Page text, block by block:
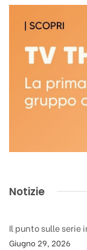
Notizie
Il punto sulle serie
Giugno 29, 2026